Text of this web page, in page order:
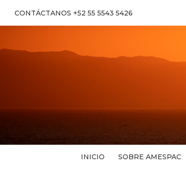
CONTÁCTANOS +52 55 5543 5426
INICIO SOBRE AMESPAC